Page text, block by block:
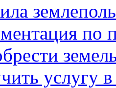
по
услугу в